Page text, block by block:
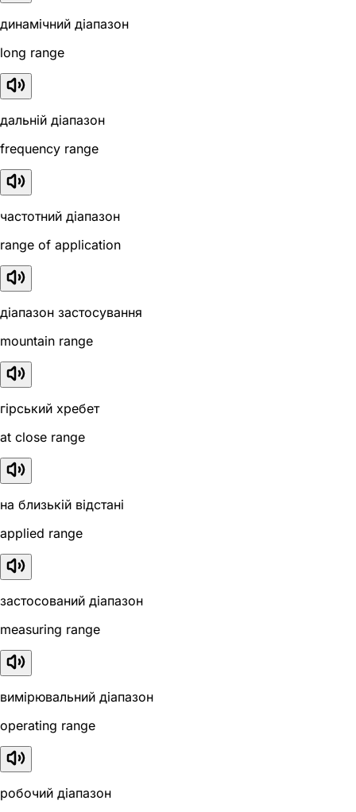
динамічний діапазон
long range
дальній діапазон
frequency range
частотний діапазон
range of application
діапазон застосування
mountain range
гірський хребет
at close range
на близькій відстані
applied range
застосований діапазон
measuring range
вимірювальний діапазон
operating range
робочий діапазон